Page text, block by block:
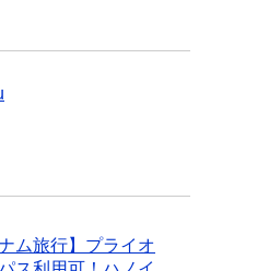
ナム旅行】プライオ